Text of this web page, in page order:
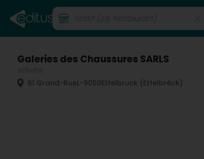
Galeries des Chaussures SARLS
61 Grand-RueL-9050Ettelbruck (Ettelbréck)